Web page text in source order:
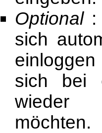
Optional:
sich
sich bei
wieder
möchten.